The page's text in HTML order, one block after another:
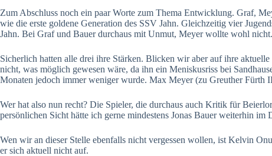
Zum Abschluss noch ein paar Worte zum Thema Entwicklung. Graf,
wie die erste goldene Generation des SSV Jahn. Gleichzeitig vier
Jahn. Bei Graf und Bauer durchaus mit Unmut, Meyer wollte wohl
Sicherlich hatten alle drei ihre Stärken. Blicken wir aber auf ihre
nicht, was möglich gewesen wäre, da ihn ein Meniskusriss bei
Monaten jedoch immer weniger wurde. Max Meyer (zu Greuther Fürth
Wer hat also nun recht? Die Spieler, die durchaus auch Kritik für
persönlichen Sicht hätte ich gerne mindestens Jonas Bauer weiterhin
Wen wir an dieser Stelle ebenfalls nicht vergessen wollen, ist Kelvin
er sich aktuell nicht auf.